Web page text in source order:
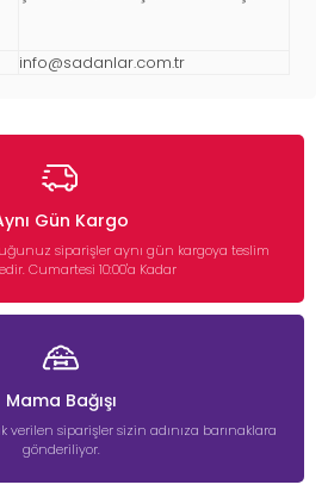
info@sadanlar.com.tr
Gün Kargo
siparişler aynı gün kargoya teslim
Cumartesi 10:00'a Kadar
Mama Bağışı
verilen siparişler sizin adınıza barınaklara
gönderiliyor.